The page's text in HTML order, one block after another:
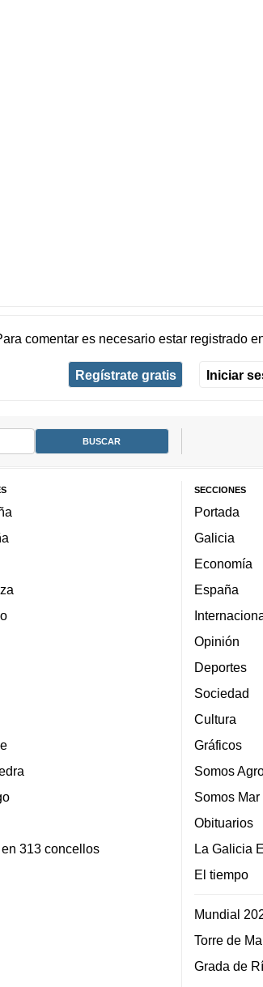
comentar es necesario estar registrado
Regístrate gratis Iniciar
313 concellos
SECCIONES
Portada
Galicia
Economía
España
Opinión
Deportes
Sociedad
Cultura
Gráficos
Somos
Somos Mar
Obituarios
La Galicia
El tiempo
Mundial
Torre de
Grada de